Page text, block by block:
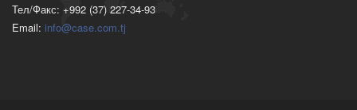
Тел/Факс: +992 (37) 227-34-93
Email: info@case.com.tj